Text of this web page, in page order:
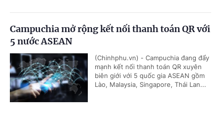
Campuchia mở rộng kết nối thanh toán QR với
5 nước ASEAN
(Chinhphu.vn) - Campuchia đang đẩy
mạnh kết nối thanh toán QR xuyên
biên giới với 5 quốc gia ASEAN gồm
Lào, Malaysia, Singapore, Thái Lan...